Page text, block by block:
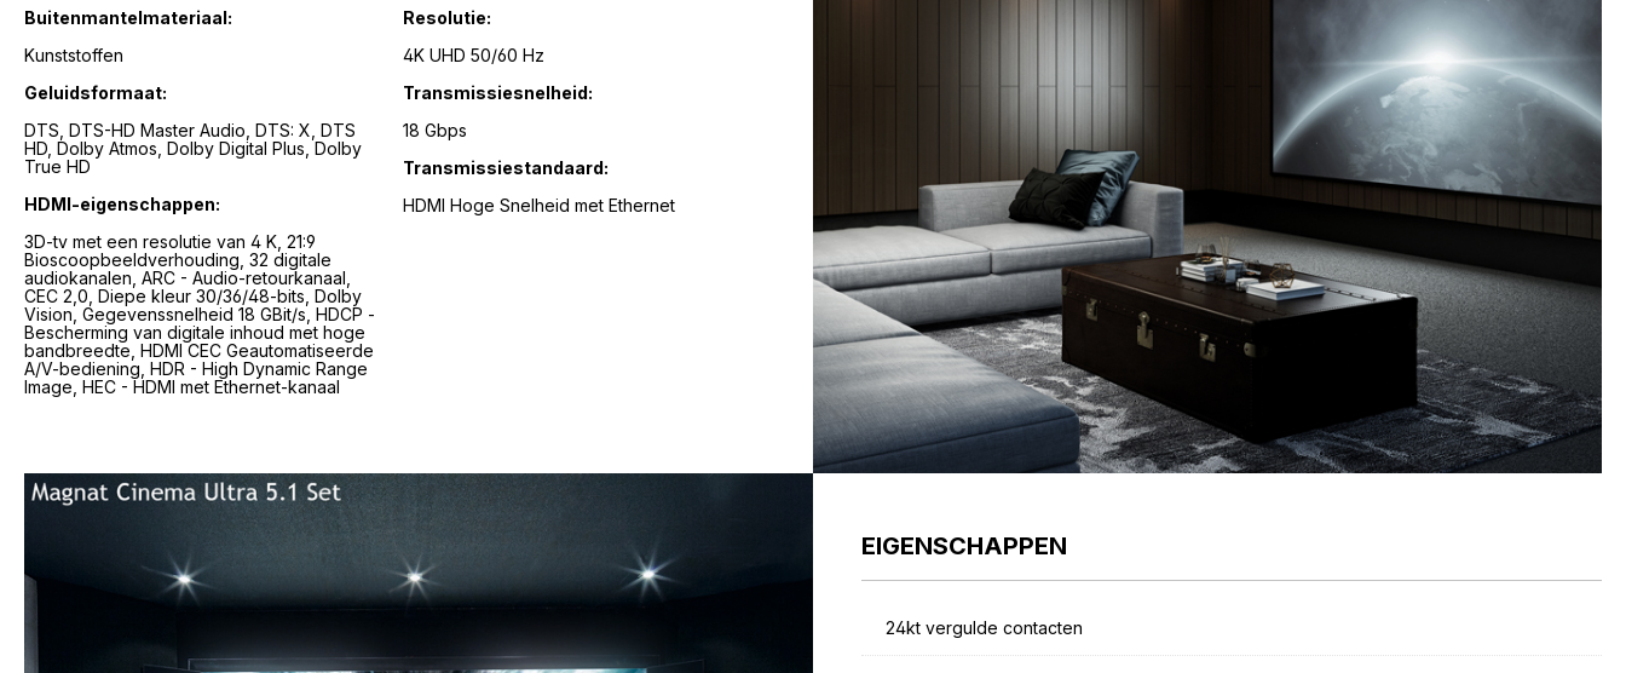
Buitenmantelmateriaal:
Kunststoffen
Geluidsformaat:
DTS, DTS-HD Master Audio, DTS: X, DTS
HD, Dolby Atmos, Dolby Digital Plus, Dolby
True HD
HDMI-eigenschappen:
3D-tv met een resolutie van 4 K, 21:9
Bioscoopbeeldverhouding, 32 digitale
audiokanalen, ARC - Audio-retourkanaal,
CEC 2,0, Diepe kleur 30/36/48-bits, Dolby
Vision, Gegevenssnelheid 18 GBit/s, HDCP -
Bescherming van digitale inhoud met hoge
bandbreedte, HDMI CEC Geautomatiseerde
A/V-bediening, HDR - High Dynamic Range
Image, HEC - HDMI met Ethernet-kanaal
Resolutie:
4K UHD 50/60 Hz
Transmissiesnelheid:
18 Gbps
Transmissiestandaard:
HDMI Hoge Snelheid met Ethernet
EIGENSCHAPPEN
24kt vergulde contacten